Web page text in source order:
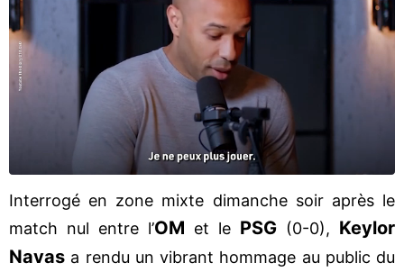
Interrogé en zone mixte dimanche soir après le
match nul entre l’OM et le PSG (0-0), Keylor
Navas a rendu un vibrant hommage au public du